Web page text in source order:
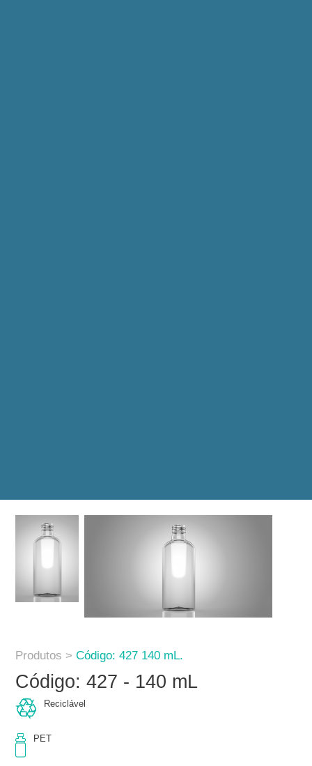
Produtos >Código: 427 140 mL.
Código: 427 - 140 mL
Reciclável
PET